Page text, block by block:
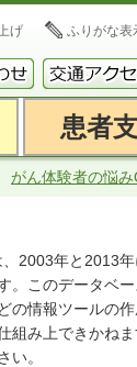
げ ふりがな表
患者
がん体験者の悩み
、2003年と2013
。このデータベ
の情報ツールの作
組み上できかね
い。